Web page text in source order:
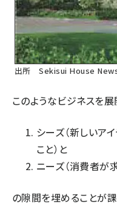
出所Sekisui House
このようなビジネスを展
シーズ（新しいア
こと）と
ニーズ（消費者が
の隙間を埋めることが課